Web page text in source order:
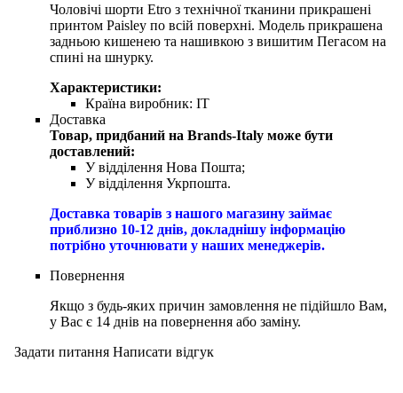
Чоловічі шорти Etro з технічної тканини прикрашені
принтом Paisley по всій поверхні. Модель прикрашена
задньою кишенею та нашивкою з вишитим Пегасом на
спині на шнурку.
Характеристики:
Країна виробник:IT
Доставка
Товар, придбаний на Brands-Italy може бути
доставлений:
У відділення Нова Пошта;
У відділення Укрпошта.
Доставка товарів з нашого магазину займає
приблизно 10-12 днів, докладнішу інформацію
потрібно уточнювати у наших менеджерів.
Повернення
Якщо з будь-яких причин замовлення не підійшло Вам,
у Вас є 14 днів на повернення або заміну.
Задати питання Написати відгук